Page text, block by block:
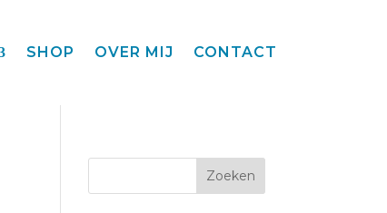
SHOP OVER MIJ CONTACT
Zoeken